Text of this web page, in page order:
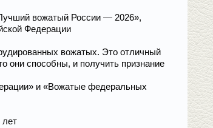
вожатый России — 2026»,
Федерации
вожатых. Это отличный
они способны, и получить признание
и «Вожатые федеральных
лет